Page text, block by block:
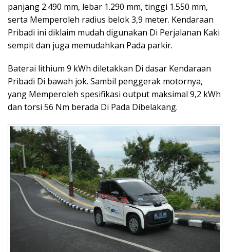
panjang 2.490 mm, lebar 1.290 mm, tinggi 1.550 mm,
serta Memperoleh radius belok 3,9 meter. Kendaraan
Pribadi ini diklaim mudah digunakan Di Perjalanan Kaki
sempit dan juga memudahkan Pada parkir.
Baterai lithium 9 kWh diletakkan Di dasar Kendaraan
Pribadi Di bawah jok. Sambil penggerak motornya,
yang Memperoleh spesifikasi output maksimal 9,2 kWh
dan torsi 56 Nm berada Di Pada Dibelakang.